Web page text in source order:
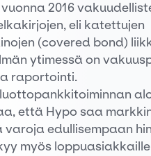
2016
eli katettujen
(covered bond)
ytimessä on
raportointi.
että Hypo saa
varoja edullisempaan
myös loppuasiakkaille